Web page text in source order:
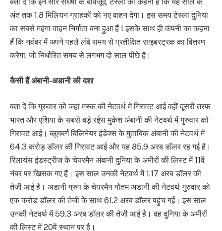
अंत तक 1.8 मिलियन ग्राहकों को नए वाहन देगा। इस समय टेस्ला दुनिया
का सबसे महंगा वाहन निर्माता बना हुआ हैं l इसके साथ ही कंपनी का कहना
हैं कि नवंबर में अपने पहले लंबे समय से प्रतीक्षित साइबरट्रक का वितरण
करेगा, जो निर्धारित समय से लगभग दो साल पीछे है।
कैसी हैं अंबानी-अडानी की दशा
बता दें कि गुरुवार को जहां मस्क की नेटवर्थ में गिरावट आई वहीं दूसरी तरफ
भारत और एशिया के सबसे बड़े रईस मुकेश अंबानी की नेटवर्थ में गुरुवार को
गिरावट आई। ब्लूमबर्ग बिलिनेयर इंडेक्स के मुताबिक अंबानी की नेटवर्थ में
64.3 करोड़ डॉलर की गिरावट आई और यह 85.9 अरब डॉलर रह गई है।
रिलायंस इंडस्ट्रीज के चेयरमैन अंबानी दुनिया के अमीरों की लिस्ट में 11वें
नंबर पर खिसक गए हैं। इस साल उनकी नेटवर्थ में 1.17 अरब डॉलर की
तेजी आई है। अडानी ग्रुप के चेयरमैन गौतम अडानी की नेटवर्थ गुरुवार को
एक करोड़ डॉलर की तेजी के साथ 61.2 अरब डॉलर पहुंच गई। इस साल
उनकी नेटवर्थ में 59.3 अरब डॉलर की तेजी आई है। वह दुनिया के अमीरों
की लिस्ट में 20वें स्थान पर है।